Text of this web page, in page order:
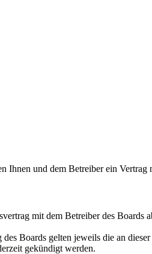
und dem Betreiber ein Vertrag
mit dem Betreiber des Boards
Boards gelten jeweils die an
gekündigt werden.